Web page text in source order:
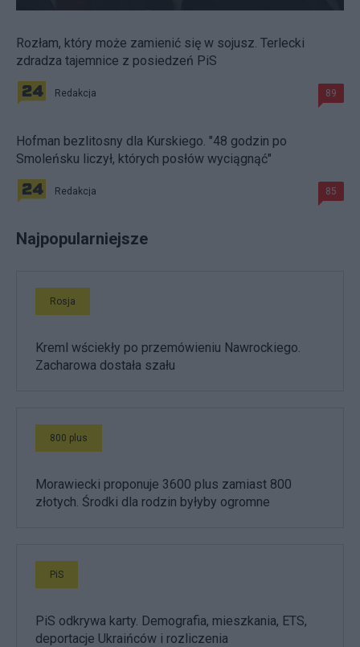
Rozłam, który może zamienić się w sojusz. Terlecki
zdradza tajemnice z posiedzeń PiS
Redakcja 89
Hofman bezlitosny dla Kurskiego. "48 godzin po
Smoleńsku liczył, których posłów wyciągnąć"
Redakcja 85
Najpopularniejsze
Rosja
Kreml wściekły po przemówieniu Nawrockiego.
Zacharowa dostała szału
800 plus
Morawiecki proponuje 3600 plus zamiast 800
złotych. Środki dla rodzin byłyby ogromne
PiS
PiS odkrywa karty. Demografia, mieszkania, ETS,
deportacje Ukraińców i rozliczenia